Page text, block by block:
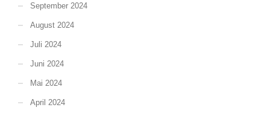
September 2024
August 2024
Juli 2024
Juni 2024
Mai 2024
April 2024